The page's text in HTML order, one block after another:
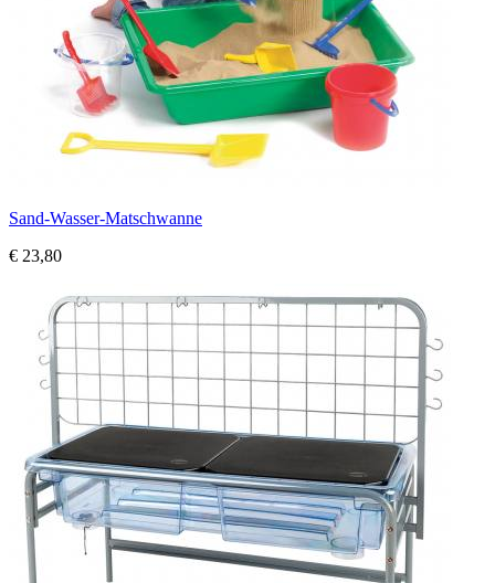
Sand-Wasser-Matschwanne
€ 23,80